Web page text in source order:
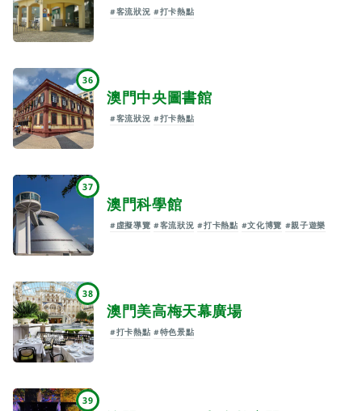
#客流狀況 #打卡熱點
36
澳門中央圖書館
#客流狀況 #打卡熱點
37
澳門科學館
#虛擬導覽 #客流狀況 #打卡熱點 #文化博覽 #親子遊樂
38
澳門美高梅天幕廣場
#打卡熱點 #特色景點
39